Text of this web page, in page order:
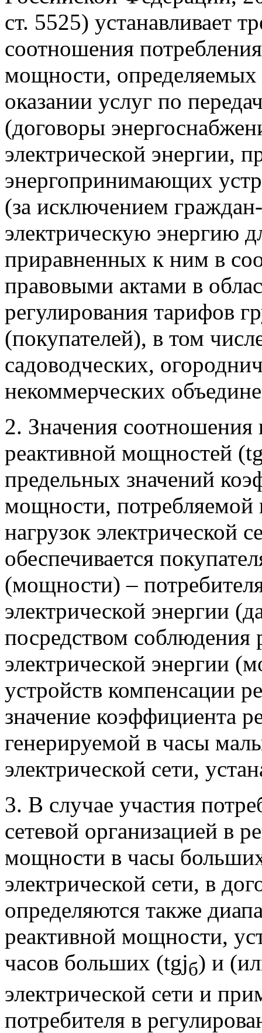
ст. 5525) устанавливает
соотношения
мощности, определяемых
оказании услуг по
(договоры
электрической энергии,
энергопринимающих
(за исключением
электрическую энергию
приравненных к ним в
правовыми актами в
регулирования тарифов
(покупателей), в том
садоводческих,
некоммерческих
2. Значения соотношения
реактивной мощностей
предельных значений
мощности,
нагрузок электрической
обеспечивается
(мощности) –
электрической энергии
посредством
электрической энергии
устройств компенсации
значение коэффициента
генерируемой в часы
электрической сети,
3. В случае участия
сетевой организацией в
мощности в часы
электрической сети, в
определяются также
реактивной мощности,
часов больших (tgjб) и
электрической сети и
потребителя в